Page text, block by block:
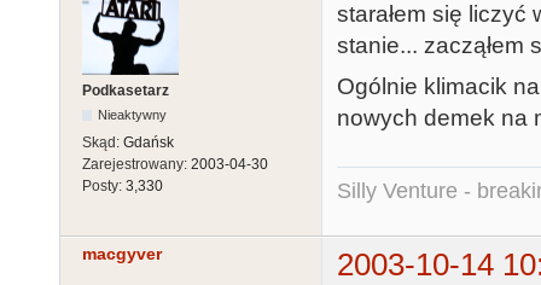
Podkasetarz
Nieaktywny
Skąd: Gdańsk
Zarejestrowany: 2003-04-30
Posty: 3,330
starałem się liczyć
stanie... zacząłem
Ogólnie klimacik
nowych demek na
Silly Venture -
macgyver 2003-10-14